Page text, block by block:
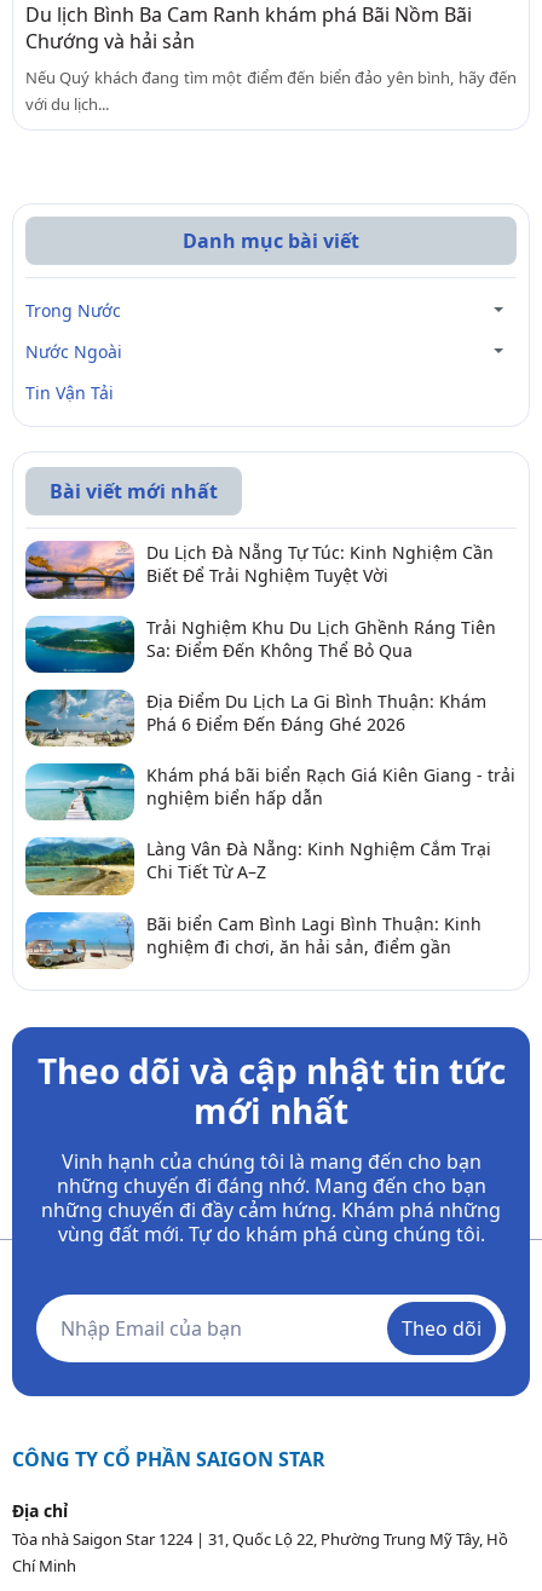
Du lịch Bình Ba Cam Ranh khám phá Bãi Nồm Bãi
Chướng và hải sản
Nếu Quý khách đang tìm một điểm đến biển đảo yên bình, hãy đến
với du lịch...
Danh mục bài viết
Trong Nước
Nước Ngoài
Tin Vận Tải
Bài viết mới nhất
Du Lịch Đà Nẵng Tự Túc: Kinh Nghiệm Cần
Biết Để Trải Nghiệm Tuyệt Vời
Trải Nghiệm Khu Du Lịch Ghềnh Ráng Tiên
Sa: Điểm Đến Không Thể Bỏ Qua
Địa Điểm Du Lịch La Gi Bình Thuận: Khám
Phá 6 Điểm Đến Đáng Ghé 2026
Khám phá bãi biển Rạch Giá Kiên Giang - trải
nghiệm biển hấp dẫn
Làng Vân Đà Nẵng: Kinh Nghiệm Cắm Trại
Chi Tiết Từ A–Z
Bãi biển Cam Bình Lagi Bình Thuận: Kinh
nghiệm đi chơi, ăn hải sản, điểm gần
Theo dõi và cập nhật tin tức
mới nhất
Vinh hạnh của chúng tôi là mang đến cho bạn
những chuyến đi đáng nhớ. Mang đến cho bạn
những chuyến đi đầy cảm hứng. Khám phá những
vùng đất mới. Tự do khám phá cùng chúng tôi.
Theo dõi
CÔNG TY CỔ PHẦN SAIGON STAR
Địa chỉ
Tòa nhà Saigon Star 1224 | 31, Quốc Lộ 22, Phường Trung Mỹ Tây, Hồ
Chí Minh